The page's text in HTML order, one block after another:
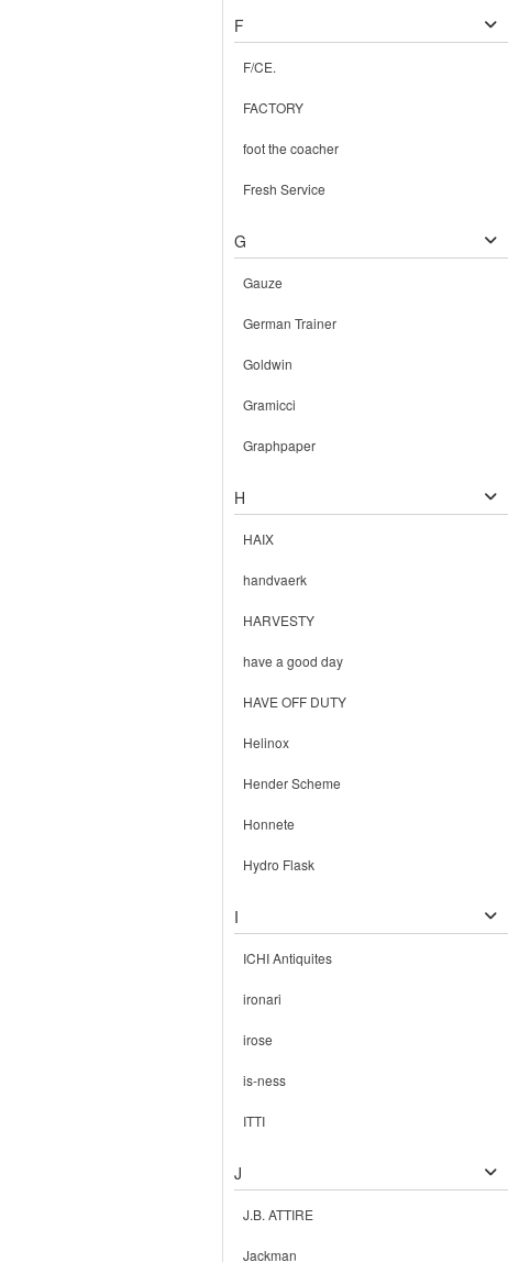
F
F/CE.
FACTORY
foot the coacher
Fresh Service
G
Gauze
German Trainer
Goldwin
Gramicci
Graphpaper
H
HAIX
handvaerk
HARVESTY
have a good day
HAVE OFF DUTY
Helinox
Hender Scheme
Honnete
Hydro Flask
I
ICHI Antiquites
ironari
irose
is-ness
ITTI
J
J.B. ATTIRE
Jackman